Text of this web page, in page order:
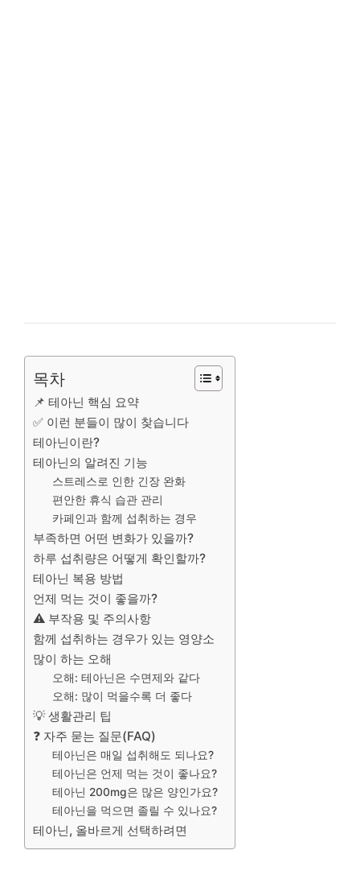
목차
📌 테아닌 핵심 요약
✅ 이런 분들이 많이 찾습니다
테아닌이란?
테아닌의 알려진 기능
스트레스로 인한 긴장 완화
편안한 휴식 습관 관리
카페인과 함께 섭취하는 경우
부족하면 어떤 변화가 있을까?
하루 섭취량은 어떻게 확인할까?
테아닌 복용 방법
언제 먹는 것이 좋을까?
⚠️ 부작용 및 주의사항
함께 섭취하는 경우가 있는 영양소
많이 하는 오해
오해: 테아닌은 수면제와 같다
오해: 많이 먹을수록 더 좋다
💡 생활관리 팁
❓ 자주 묻는 질문(FAQ)
테아닌은 매일 섭취해도 되나요?
테아닌은 언제 먹는 것이 좋나요?
테아닌 200mg은 많은 양인가요?
테아닌을 먹으면 졸릴 수 있나요?
테아닌, 올바르게 선택하려면